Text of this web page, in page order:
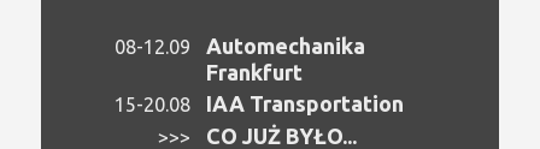
08-12.09
Automechanika
Frankfurt
15-20.08 IAA Transportation
>>> CO JUŻ BYŁO...